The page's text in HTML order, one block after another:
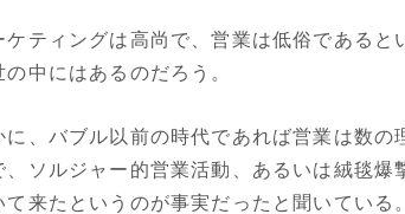
ケティングは高尚で、営業は低俗である
の中にはあるのだろう。
に、バブル以前の時代であれば営業は数
、ソルジャー的営業活動、あるいは絨毯
て来たというのが事実だったと聞いてい